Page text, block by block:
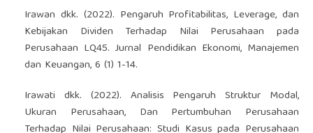
Irawan dkk. (2022). Pengaruh Profitabilitas, Leverage, dan
Kebijakan Dividen Terhadap Nilai Perusahaan pada
Perusahaan LQ45. Jurnal Pendidikan Ekonomi, Manajemen
dan Keuangan, 6 (1) 1-14.
Irawati dkk. (2022). Analisis Pengaruh Struktur Modal,
Ukuran Perusahaan, Dan Pertumbuhan Perusahaan
Terhadap Nilai Perusahaan: Studi Kasus pada Perusahaan